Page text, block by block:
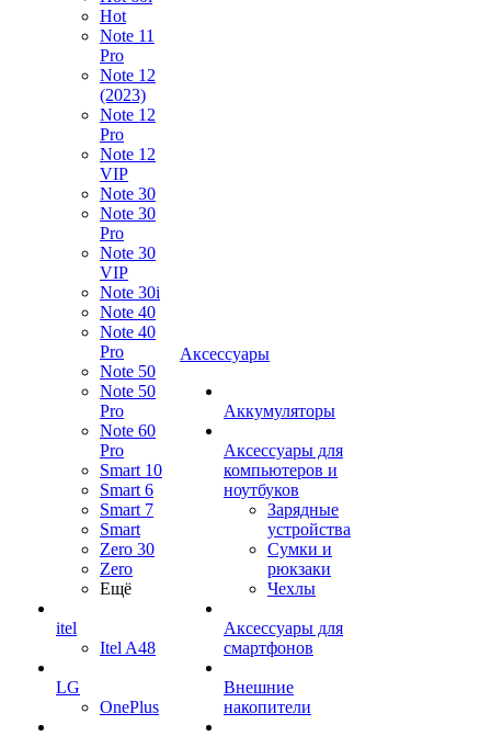
Hot
Note 11
Pro
Note 12
(2023)
Note 12
Pro
Note 12
VIP
Note 30
Note 30
Pro
Note 30
VIP
Note 30i
Note 40
Note 40
Pro
Note 50
Note 50
Pro
Note 60
Pro
Smart 10
Smart 6
Smart 7
Smart
Zero 30
Zero
Ещё
itel
Itel A48
LG
OnePlus
Аксессуары
Аккумуляторы
Аксессуары для
компьютеров и
ноутбуков
Зарядные
устройства
Сумки и
рюкзаки
Чехлы
Аксессуары для
смартфонов
Внешние
накопители